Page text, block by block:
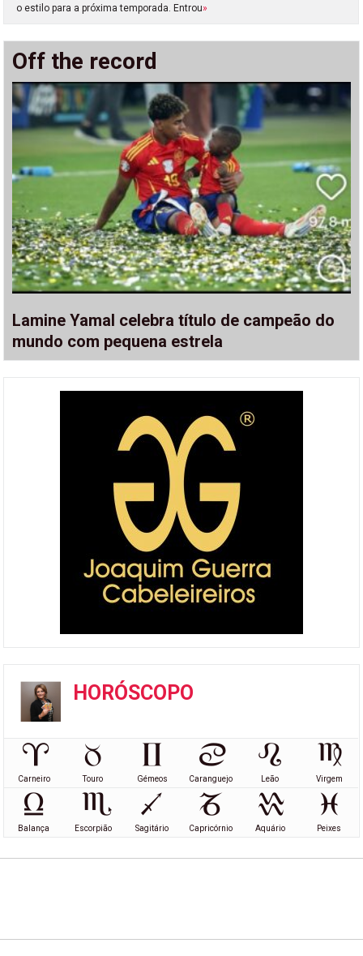
o estilo para a próxima temporada. Entrou»
Off the record
Lamine Yamal celebra título de campeão do
mundo com pequena estrela
HORÓSCOPO
Carneiro Touro Gémeos Caranguejo Leão Virgem
Balança Escorpião Sagitário Capricórnio Aquário Peixes